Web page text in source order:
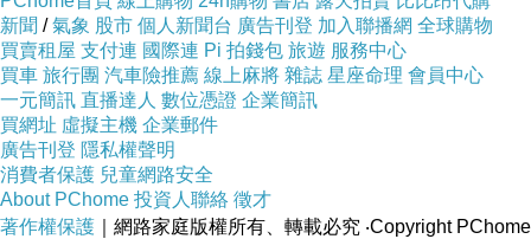
新聞 /氣象 股市 個人新聞台 廣告刊登 加入聯播網 全球購物
買賣租屋 支付連 國際連 Pi 拍錢包 旅遊 服務中心
買車 旅行團 汽車險推薦 線上麻將 雜誌 星座命理 會員中心
一元簡訊 直播達人 數位憑證 企業簡訊
買網址 虛擬主機 企業郵件
廣告刊登 隱私權聲明
消費者保護 兒童網路安全
About PChome 投資人聯絡 徵才
著作權保護 ｜網路家庭版權所有、轉載必究 ‧Copyright PChome